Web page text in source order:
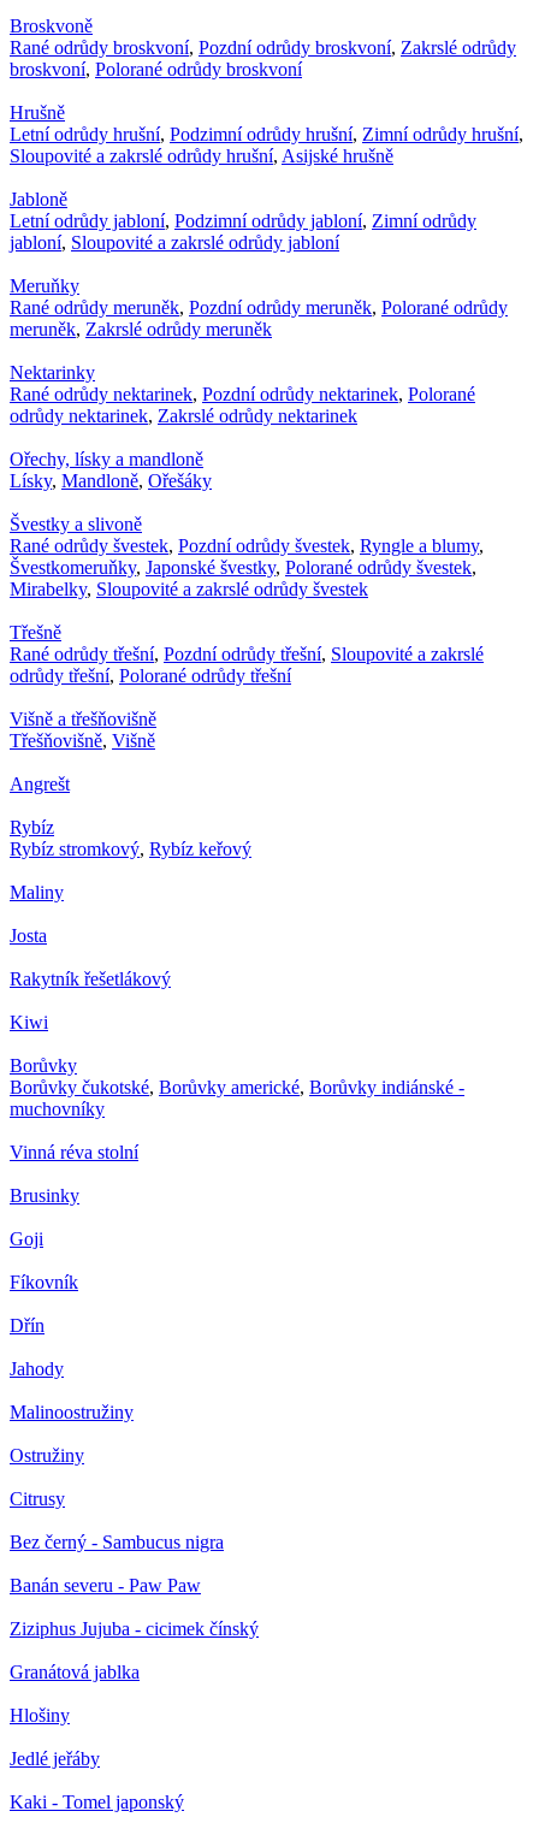
Broskvoně
Rané odrůdy broskvoní, Pozdní odrůdy broskvoní, Zakrslé odrůdy
broskvoní, Polorané odrůdy broskvoní
Hrušně
Letní odrůdy hrušní, Podzimní odrůdy hrušní, Zimní odrůdy hrušní,
Sloupovité a zakrslé odrůdy hrušní, Asijské hrušně
Jabloně
Letní odrůdy jabloní, Podzimní odrůdy jabloní, Zimní odrůdy
jabloní, Sloupovité a zakrslé odrůdy jabloní
Meruňky
Rané odrůdy meruněk, Pozdní odrůdy meruněk, Polorané odrůdy
meruněk, Zakrslé odrůdy meruněk
Nektarinky
Rané odrůdy nektarinek, Pozdní odrůdy nektarinek, Polorané
odrůdy nektarinek, Zakrslé odrůdy nektarinek
Ořechy, lísky a mandloně
Lísky, Mandloně, Ořešáky
Švestky a slivoně
Rané odrůdy švestek, Pozdní odrůdy švestek, Ryngle a blumy,
Švestkomeruňky, Japonské švestky, Polorané odrůdy švestek,
Mirabelky, Sloupovité a zakrslé odrůdy švestek
Třešně
Rané odrůdy třešní, Pozdní odrůdy třešní, Sloupovité a zakrslé
odrůdy třešní, Polorané odrůdy třešní
Višně a třešňovišně
Třešňovišně, Višně
Angrešt
Rybíz
Rybíz stromkový, Rybíz keřový
Maliny
Josta
Rakytník řešetlákový
Kiwi
Borůvky
Borůvky čukotské, Borůvky americké, Borůvky indiánské -
muchovníky
Vinná réva stolní
Brusinky
Goji
Fíkovník
Dřín
Jahody
Malinoostružiny
Ostružiny
Citrusy
Bez černý - Sambucus nigra
Banán severu - Paw Paw
Ziziphus Jujuba - cicimek čínský
Granátová jablka
Hlošiny
Jedlé jeřáby
Kaki - Tomel japonský